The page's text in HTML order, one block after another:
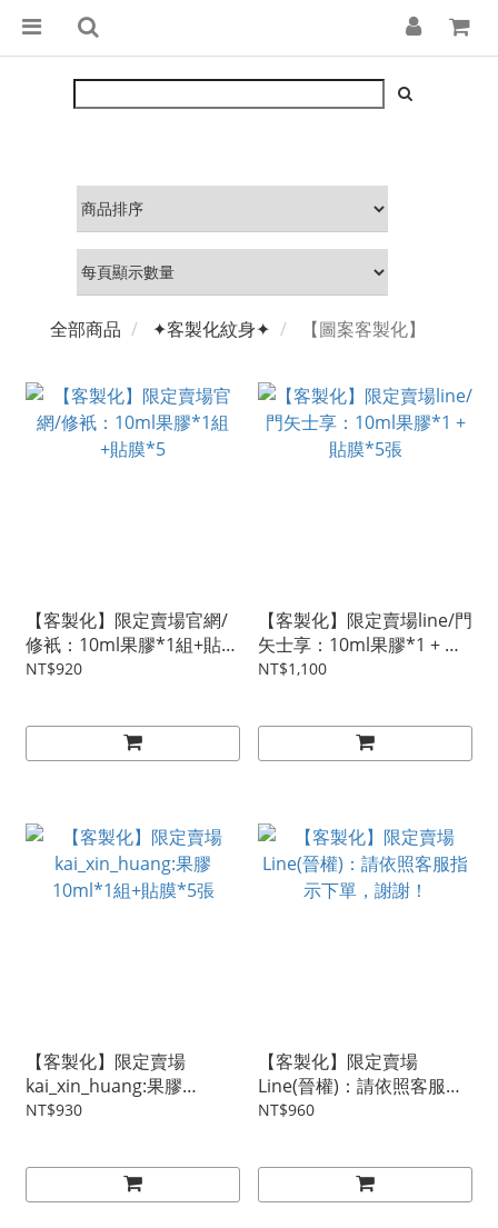
全部商品 ✦客製化紋身✦ 【圖案客製化】
【客製化】限定賣場官網/
修衹：10ml果膠*1組+貼膜
*5
NT$920
【客製化】限定賣場line/門
矢士享：10ml果膠*1 + 貼
膜*5張
NT$1,100
【客製化】限定賣場
kai_xin_huang:果膠
10ml*1組+貼膜*5張
NT$930
【客製化】限定賣場
Line(晉權)：請依照客服指
示下單，謝謝！
NT$960